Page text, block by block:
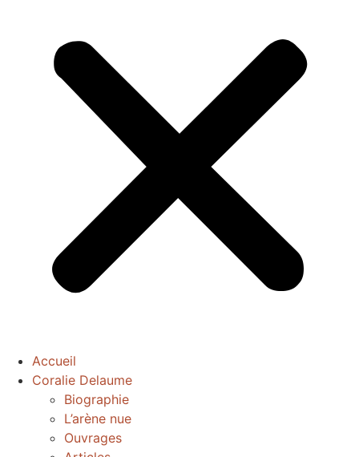
Accueil
Coralie Delaume
Biographie
L’arène nue
Ouvrages